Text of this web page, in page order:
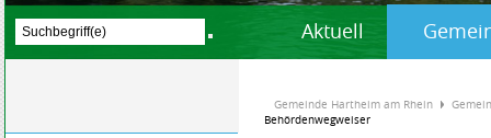
Aktuell
Gemeinde Hartheim am Rhein
Behördenwegweiser